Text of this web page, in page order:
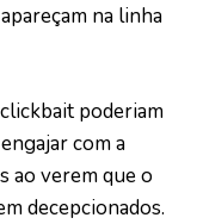
na linha
poderiam
com a
ao verem que o
decepcionados.